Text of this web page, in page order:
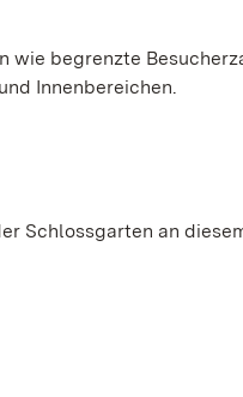
begrenzte
Innenbereichen.
Schlossgarten an